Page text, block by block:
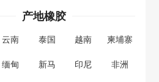
产地橡胶
云南 泰国 越南 柬埔寨
缅甸 新马 印尼 非洲